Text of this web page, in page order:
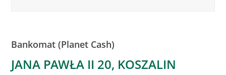
Bankomat (Planet Cash)
JANA PAWŁA II 20, KOSZALIN